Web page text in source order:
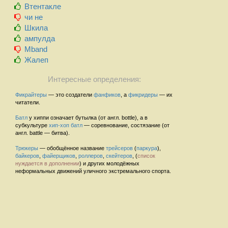
Втентакле
чи не
Шкила
ампулда
Mband
Жалеп
Интересные определения:
Фикрайтеры — это создатели фанфиков , а фикридеры — их
читатели.
Батл у хиппи означает бутылка (от англ. bottle), а в
субкультуре хип-хоп батл — соревнование, состязание (от
англ. battle — битва).
Трюкеры — обобщённое название трейсеров (паркура),
байкеров файерщиков роллеров скейтеров , (список
нуждается в дополнении) и других молодёжных
неформальных движений уличного экстремального спорта.